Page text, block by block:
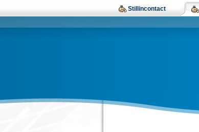
Stillincontact